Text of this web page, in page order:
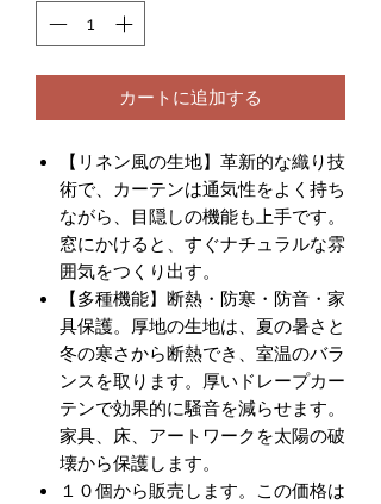
カートに追加する
【リネン風の生地】革新的な織り技
術で、カーテンは通気性をよく持ち
ながら、目隠しの機能も上手です。
窓にかけると、すぐナチュラルな雰
囲気をつくり出す。
【多種機能】断熱・防寒・防音・家
具保護。厚地の生地は、夏の暑さと
冬の寒さから断熱でき、室温のバラ
ンスを取ります。厚いドレープカー
テンで効果的に騒音を減らせます。
家具、床、アートワークを太陽の破
壊から保護します。
１０個から販売します。この価格は